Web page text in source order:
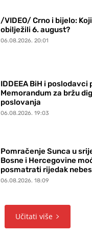
/VIDEO/ Crno i bijelo:
obilježili 6. august?
06.08.2026. 20:01
IDDEEA BiH i poslodavci
Memorandum za bržu
poslovanja
06.08.2026. 19:03
Pomračenje Sunca u
Bosne i Hercegovine
posmatrati rijedak
06.08.2026. 18:09
Učitati više